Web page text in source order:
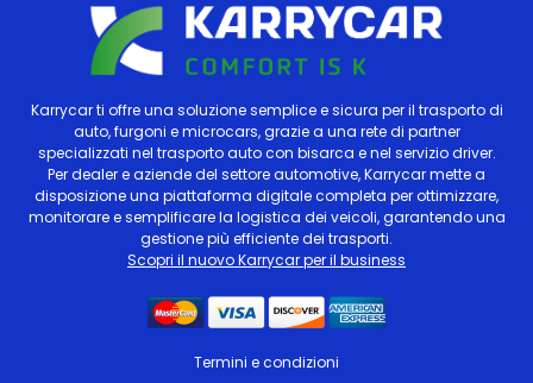
Karrycar ti offre una soluzione semplice e sicura per il trasporto di
auto, furgoni e microcars, grazie a una rete di partner
specializzati nel trasporto auto con bisarca e nel servizio driver.
Per dealer e aziende del settore automotive, Karrycar mette a
disposizione una piattaforma digitale completa per ottimizzare,
monitorare e semplificare la logistica dei veicoli, garantendo una
gestione più efficiente dei trasporti.
Scopri il nuovo Karrycar per il business
Termini e condizioni